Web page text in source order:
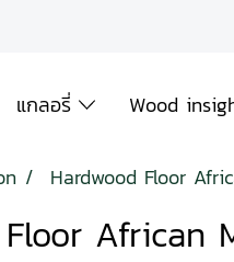
แกลอรี่ Wood
Hardwood Floor
African